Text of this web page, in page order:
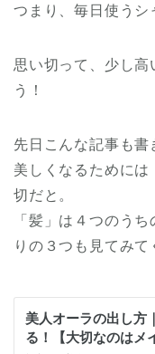
つまり、毎日使うシ
思い切って、少し高
う！
先日こんな記事も書
美しくなるために
切だと。
「髪」は４つのう
りの３つも見てみて